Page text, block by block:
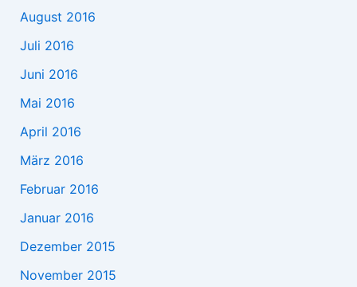
August 2016
Juli 2016
Juni 2016
Mai 2016
April 2016
März 2016
Februar 2016
Januar 2016
Dezember 2015
November 2015